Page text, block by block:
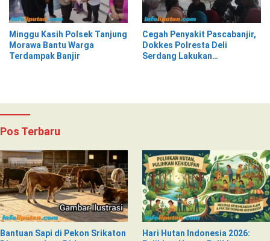
Minggu Kasih Polsek Tanjung
Morawa Bantu Warga
Terdampak Banjir
Cegah Penyakit Pascabanjir,
Dokkes Polresta Deli
Serdang Lakukan
Pos Terbaru
Bantuan Sapi di Pekon Srikaton
Hari Hutan Indonesia 2026: